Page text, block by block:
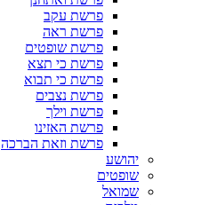
פרשת עקב
פרשת ראה
פרשת שופטים
פרשת כי תצא
פרשת כי תבוא
פרשת נצבים
פרשת וילך
פרשת האזינו
פרשת וזאת הברכה
יהושע
שופטים
שמואל